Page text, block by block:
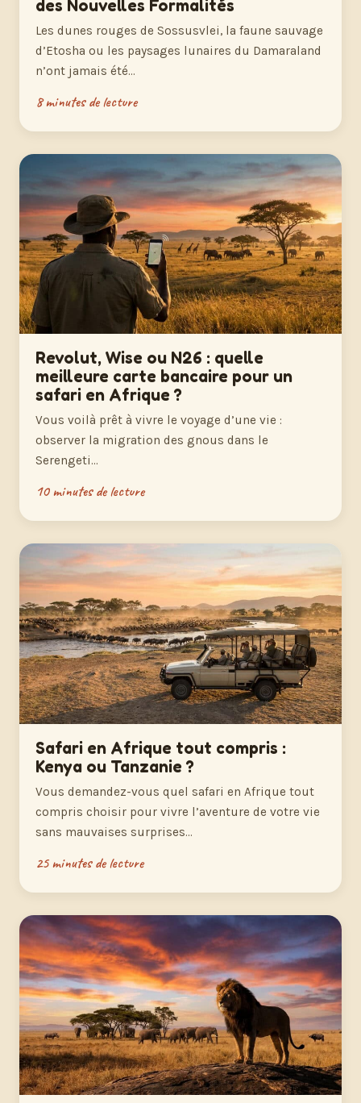
des Nouvelles Formalités
Les dunes rouges de Sossusvlei, la faune sauvage
d’Etosha ou les paysages lunaires du Damaraland
n’ont jamais été…
8 minutes de lecture
Revolut, Wise ou N26 : quelle
meilleure carte bancaire pour un
safari en Afrique ?
Vous voilà prêt à vivre le voyage d’une vie :
observer la migration des gnous dans le
Serengeti…
10 minutes de lecture
Safari en Afrique tout compris :
Kenya ou Tanzanie ?
Vous demandez-vous quel safari en Afrique tout
compris choisir pour vivre l’aventure de votre vie
sans mauvaises surprises…
25 minutes de lecture